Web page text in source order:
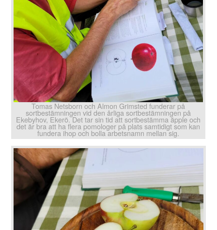
Tomas Netsborn och Almon Grimsted funderar på
sortbestämningen vid den årliga sortbestämningen på
Ekebyhov, Ekerö. Det tar sin tid att sortbestämma äpple och
det är bra att ha flera pomologer på plats samtidigt som kan
fundera ihop och bolla arbetsnamn mellan sig.